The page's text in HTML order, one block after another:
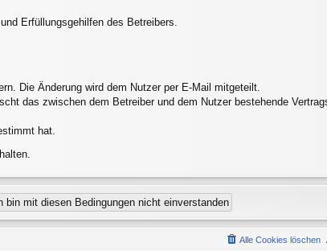
Erfüllungsgehilfen des Betreibers.
Die Änderung wird dem Nutzer per E-Mail mitgeteilt.
das zwischen dem Betreiber und dem Nutzer bestehende
hat.
Alle Cookies löschen